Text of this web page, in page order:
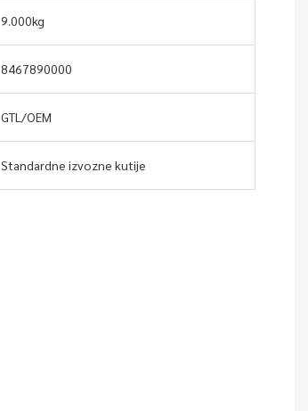
9.000kg
8467890000
GTL/OEM
Standardne izvozne kutije